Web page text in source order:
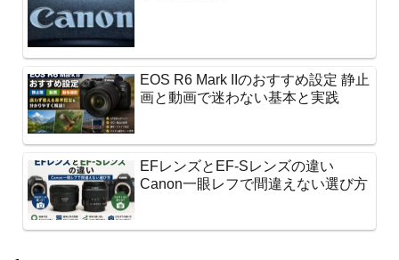
EOS R6 Mark IIのおすすめ設定 静止
画と動画で迷わない基本と実践
EFレンズとEF-Sレンズの違い
Canon一眼レフで間違えない選び方